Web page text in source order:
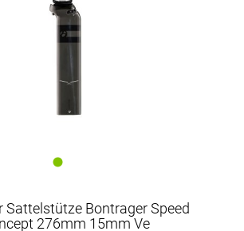
Sattelstütze Bontrager Speed
276mm 15mm Ve